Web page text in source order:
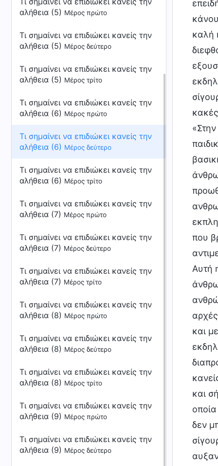
αλήθεια (5) Μέρος πρώτο
Τι σημαίνει να επιδιώκει κανείς την
αλήθεια (5) Μέρος δεύτερο
Τι σημαίνει να επιδιώκει κανείς την
αλήθεια (5) Μέρος τρίτο
Τι σημαίνει να επιδιώκει κανείς την
αλήθεια (6) Μέρος πρώτο
Τι σημαίνει να επιδιώκει κανείς την
αλήθεια (6) Μέρος δεύτερο
Τι σημαίνει να επιδιώκει κανείς την
αλήθεια (6) Μέρος τρίτο
Τι σημαίνει να επιδιώκει κανείς την
αλήθεια (7) Μέρος πρώτο
Τι σημαίνει να επιδιώκει κανείς την
αλήθεια (7) Μέρος δεύτερο
Τι σημαίνει να επιδιώκει κανείς την
αλήθεια (7) Μέρος τρίτο
Τι σημαίνει να επιδιώκει κανείς την
αλήθεια (8) Μέρος πρώτο
Τι σημαίνει να επιδιώκει κανείς την
αλήθεια (8) Μέρος δεύτερο
Τι σημαίνει να επιδιώκει κανείς την
αλήθεια (8) Μέρος τρίτο
Τι σημαίνει να επιδιώκει κανείς την
αλήθεια (9) Μέρος πρώτο
Τι σημαίνει να επιδιώκει κανείς την
αλήθεια (9) Μέρος δεύτερο
καλή
που
Αυτή
και
και
δεν